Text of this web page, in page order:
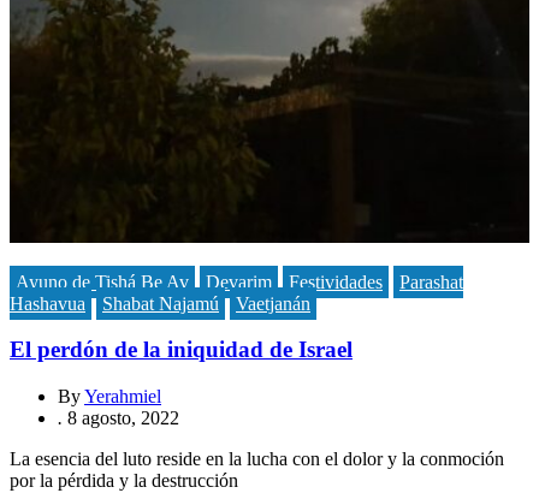
Ayuno de Tishá Be Av Devarim Festividades
Parashat
Hashavua
Shabat Najamú Vaetjanán
El perdón de la iniquidad de Israel
ByYerahmiel
. 8 agosto, 2022
La esencia del luto reside en la lucha con el dolor y la conmoción
por la pérdida y la destrucción